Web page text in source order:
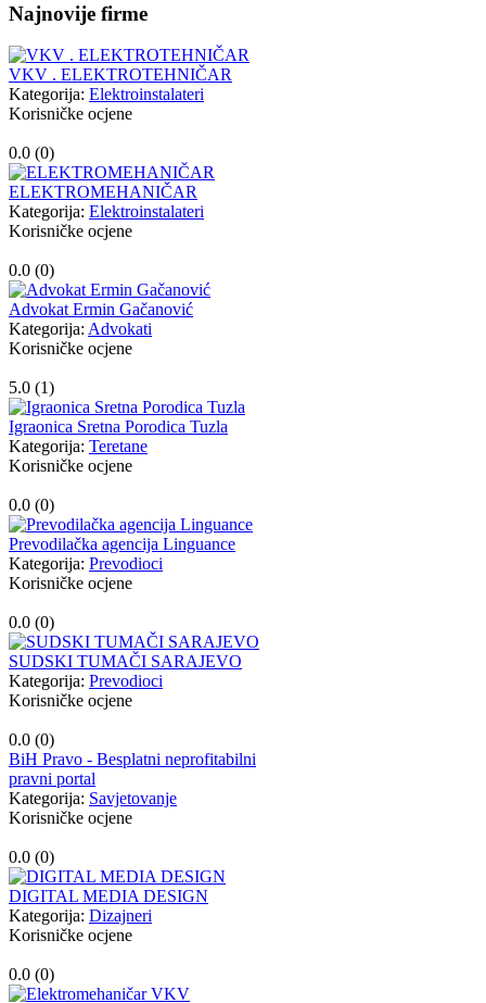
Najnovije firme
VKV . ELEKTROTEHNIČAR
Kategorija: Elektroinstalateri
Korisničke ocjene
0.0 (0)
ELEKTROMEHANIČAR
Kategorija: Elektroinstalateri
Korisničke ocjene
0.0 (0)
Advokat Ermin Gačanović
Kategorija: Advokati
Korisničke ocjene
5.0 (1)
Igraonica Sretna Porodica Tuzla
Kategorija: Teretane
Korisničke ocjene
0.0 (0)
Prevodilačka agencija Linguance
Kategorija: Prevodioci
Korisničke ocjene
0.0 (0)
SUDSKI TUMAČI SARAJEVO
Kategorija: Prevodioci
Korisničke ocjene
0.0 (0)
BiH Pravo - Besplatni neprofitabilni
pravni portal
Kategorija: Savjetovanje
Korisničke ocjene
0.0 (0)
DIGITAL MEDIA DESIGN
Kategorija: Dizajneri
Korisničke ocjene
0.0 (0)